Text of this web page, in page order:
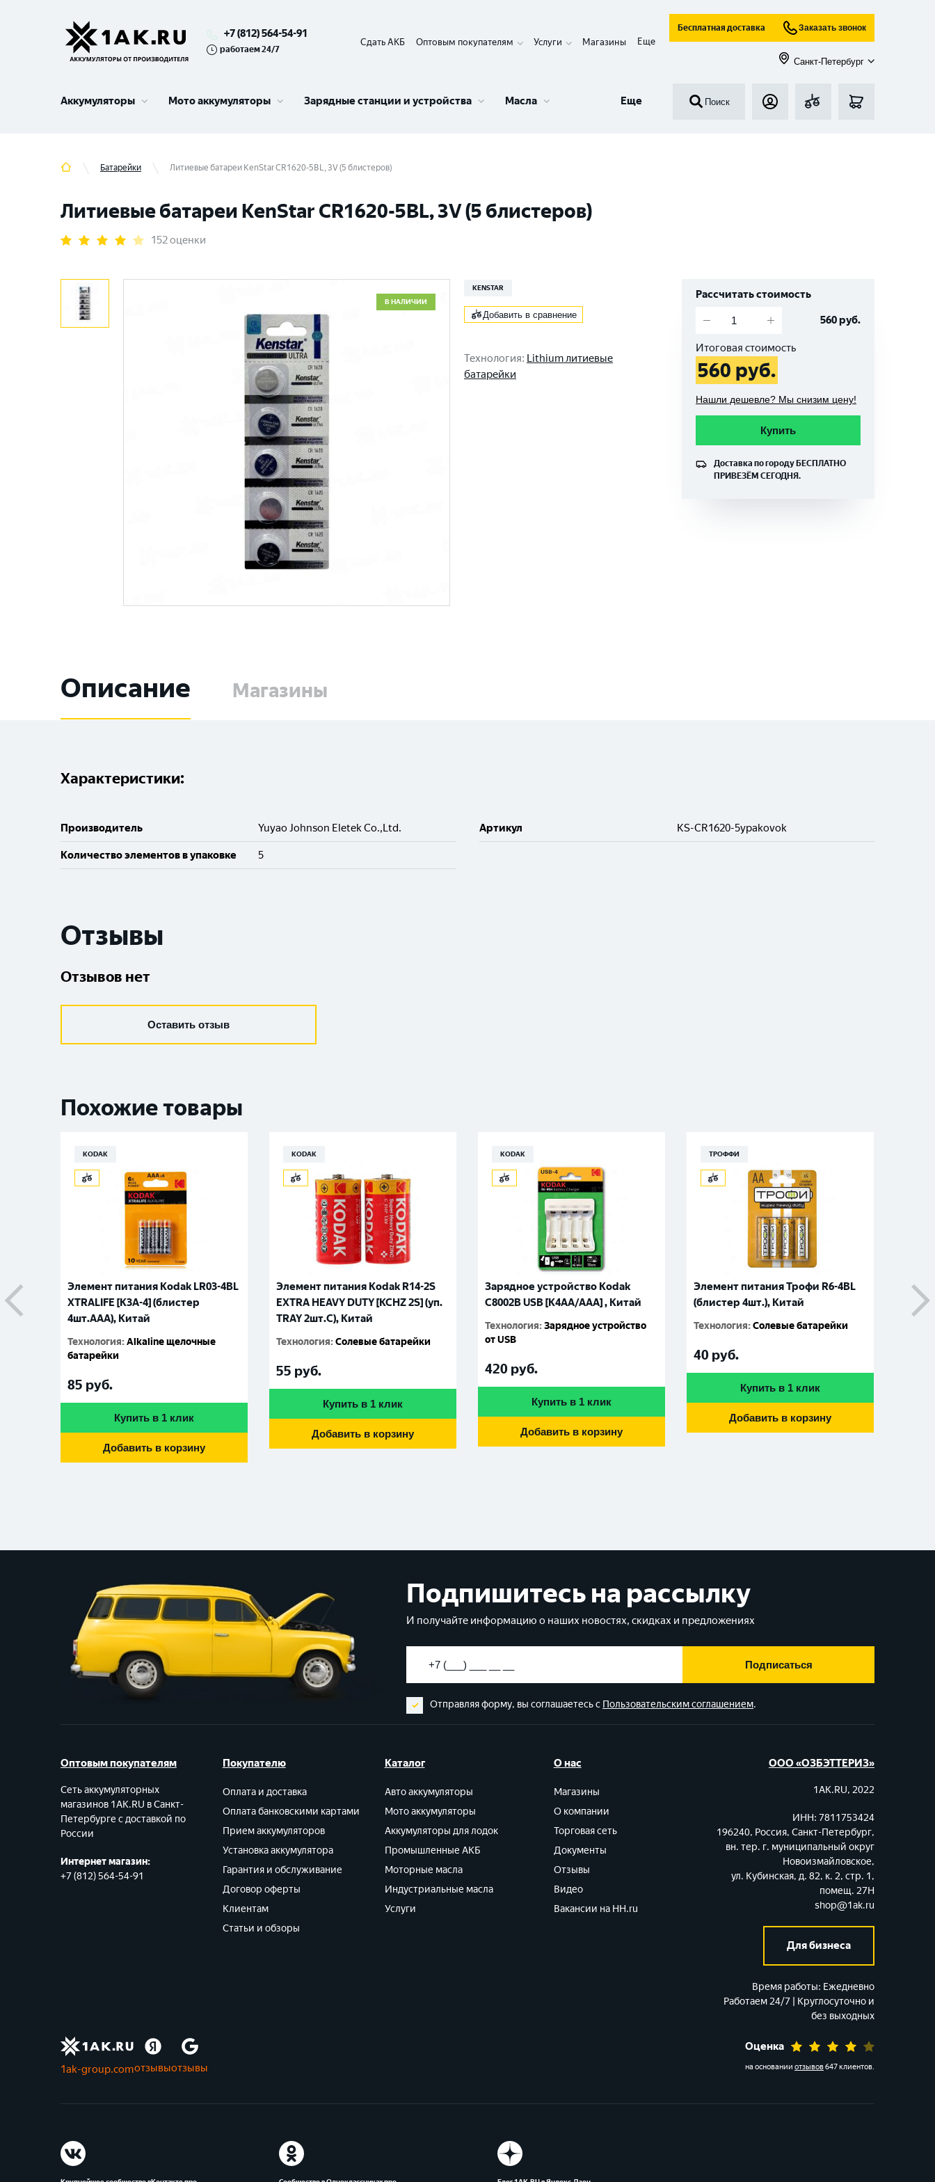
+7 (812) 564-54-91
работаем 24/7
Сдать АКБ Оптовым покупателям Услуги Магазины Еще
Бесплатная доставка Заказать звонок
Санкт-Петербург
Аккумуляторы Мото аккумуляторы Зарядные станции и устройства Масла Еще Поиск
Батарейки Литиевые батареи KenStar CR1620-5BL, 3V (5 блистеров)
Литиевые батареи KenStar CR1620-5BL, 3V (5 блистеров)
152 оценки
В НАЛИЧИИ
KENSTAR
Добавить в сравнение
Технология: Lithium литиевые
батарейки
Рассчитать стоимость
560руб.
Итоговая стоимость
560 руб.
Нашли дешевле? Мы снизим цену!
Купить
Доставка по городу БЕСПЛАТНО
ПРИВЕЗЁМ СЕГОДНЯ.
Описание Магазины
Характеристики:
Производитель Yuyao Johnson Eletek Co.,Ltd.
Количество элементов в упаковке 5
Артикул KS-CR1620-5ypakovok
Отзывы
Отзывов нет
Оставить отзыв
Похожие товары
KODAK
Элемент питания Kodak LR03-4BL
XTRALIFE [K3A-4] (блистер
4шт.AАА), Китай
Технология:Alkaline щелочные
батарейки
85 руб.
Купить в 1 клик
Добавить в корзину
KODAK
Элемент питания Kodak R14-2S
EXTRA HEAVY DUTY [KCHZ 2S] (уп.
TRAY 2шт.C), Китай
Технология:Солевые батарейки
55 руб.
Купить в 1 клик
Добавить в корзину
KODAK
Зарядное устройство Kodak
С8002B USB [K4AA/AAA] , Китай
Технология:Зарядное устройство
от USB
420 руб.
Купить в 1 клик
Добавить в корзину
ТРОФФИ
Элемент питания Трофи R6-4BL
(блистер 4шт.), Китай
Технология:Солевые батарейки
40 руб.
Купить в 1 клик
Добавить в корзину
Подпишитесь на рассылку
И получайте информацию о наших новостях, скидках и предложениях
Подписаться
Отправляя форму, вы соглашаетесь с Пользовательским соглашением.
Оптовым покупателям
Сеть аккумуляторных
магазинов 1AK.RU в Санкт-
Петербурге с доставкой по
России
Интернет магазин:
+7 (812) 564-54-91
Покупателю
Оплата и доставка
Оплата банковскими картами
Прием аккумуляторов
Установка аккумулятора
Гарантия и обслуживание
Договор оферты
Клиентам
Статьи и обзоры
Каталог
Авто аккумуляторы
Мото аккумуляторы
Аккумуляторы для лодок
Промышленные АКБ
Моторные масла
Индустриальные масла
Услуги
О нас
Магазины
О компании
Торговая сеть
Документы
Отзывы
Видео
Вакансии на HH.ru
ООО «ОЗБЭТТЕРИЗ»
1AK.RU, 2022
ИНН: 7811753424
196240, Россия, Санкт-Петербург,
вн. тер. г. муниципальный округ
Новоизмайловское,
ул. Кубинская, д. 82, к. 2, стр. 1,
помещ. 27Н
shop@1ak.ru
Для бизнеса
Время работы: Ежедневно
Работаем 24/7 | Круглосуточно и
без выходных
1ak-group.comотзывыотзывы
Оценка
на основании отзывов647 клиентов.